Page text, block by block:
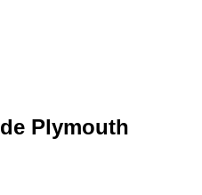
de Plymouth